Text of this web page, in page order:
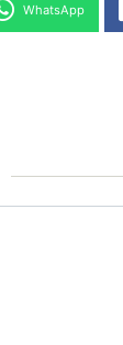
WhatsApp